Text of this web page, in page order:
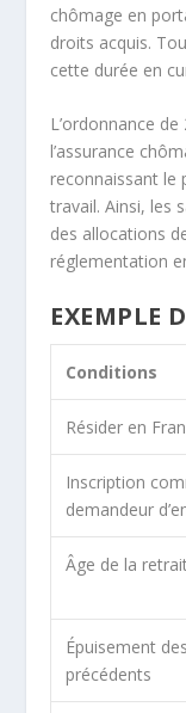
chômage en
droits acquis.
cette durée en
L’ordonnance
l’assurance
reconnaissant le
travail. Ainsi, les
des allocations
réglementation
EXEMPLE
Conditions
Résider en
Inscription
demandeur
Âge de la
Épuisement
précédents